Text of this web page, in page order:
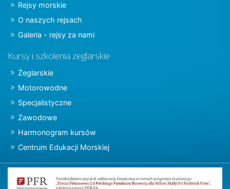
Rejsy morskie
O naszych rejsach
Galeria - rejsy za nami
Kursy i szkolenia żeglarskie
Żeglarskie
Motorowodne
Specjalistyczne
Zawodowe
Harmonogram kursów
Centrum Edukacji Morskiej